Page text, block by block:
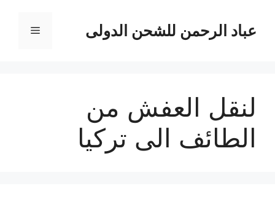
المحتوىعباد الرحمن للشحن الدولى القائمة
لنقل العفش من
الطائف الى تركيا